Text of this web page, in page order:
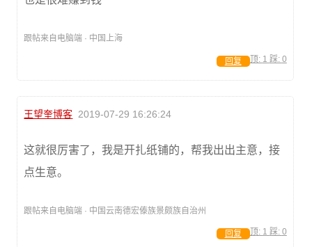
跟帖来自电脑端 · 中国上海
顶: 1 踩: 0
回复
王望奎博客 2019-07-29 16:26:24
这就很厉害了，我是开扎纸铺的，帮我出出主意，接
点生意。
跟帖来自电脑端 · 中国云南德宏傣族景颇族自治州
顶: 1 踩: 0
回复